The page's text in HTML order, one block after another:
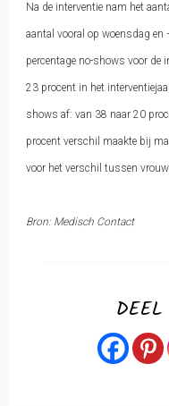
Na de interventie nam het
aantal vooral op woensdag
percentage no-shows voor de
23 procent in het
shows af: van 38 naar 20
procent verschil maakte bij
voor het verschil tussen
Bron: Medisch Contact